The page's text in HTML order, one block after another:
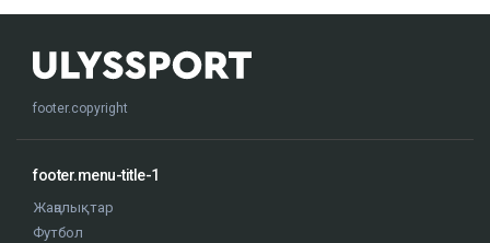
footer.copyright
footer.menu-title-1
Жаңалықтар
Футбол